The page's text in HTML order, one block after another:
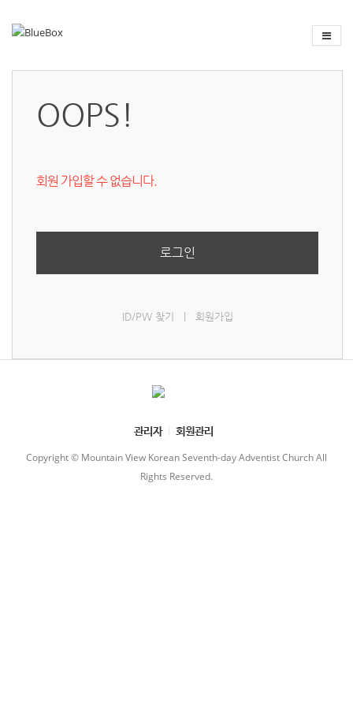
OOPS!
회원 가입할 수 없습니다.
로그인
ID/PW 찾기 회원가입
관리자 회원관리
Copyright © Mountain View Korean Seventh-day Adventist Church All
Rights Reserved.